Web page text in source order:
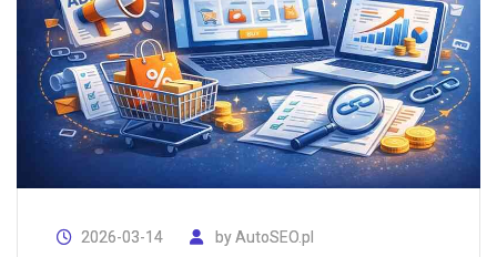
2026-03-14 byAutoSEO.pl